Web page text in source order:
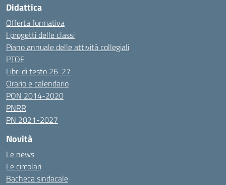
Didattica
Offerta formativa
I progetti delle classi
Piano annuale delle attività collegiali
PTOF
Libri di testo 26-27
Orario e calendario
PON 2014-2020
PNRR
PN 2021-2027
Novità
Le news
Le circolari
Bacheca sindacale